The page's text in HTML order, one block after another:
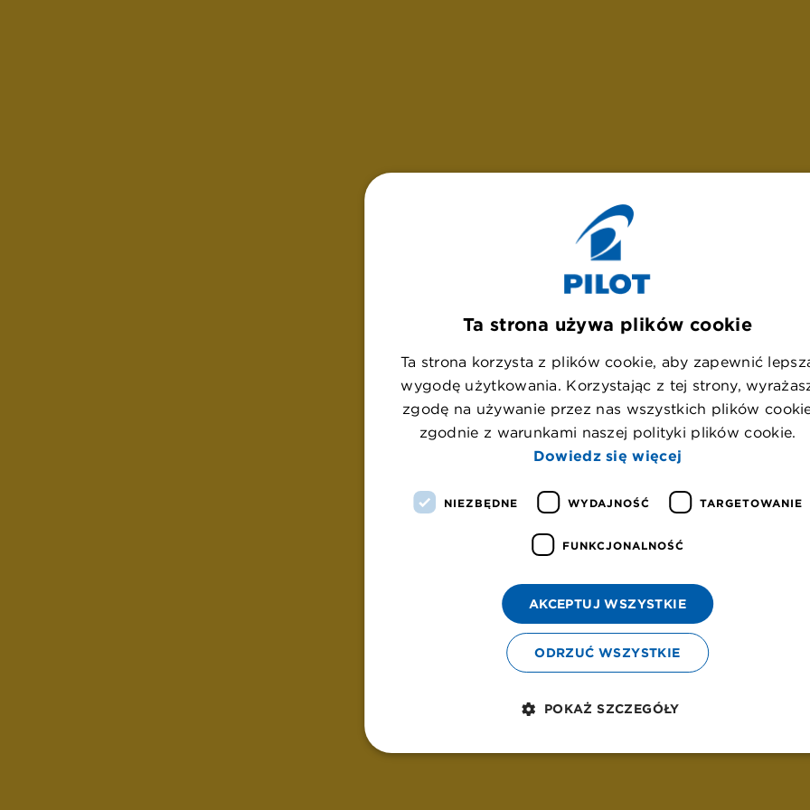
Ups!
poszło nie
Po r ót do strony główne
Ta strona używa plików cookie
Ta strona korzysta z plików cookie, aby zapewnić
wygodę użytkowania. Korzystając z tej strony,
zgodę na używanie przez nas wszystkich plików
zgodnie z warunkami naszej polityki plików cookie.
Dowiedz się więcej
NIEZBĘDNE WYDAJNOŚĆ TARGETOWANIE
FUNKCJONALNOŚĆ
AKCEPTUJ WSZYSTKIE
ODRZUĆ WSZYSTKIE
POKAŻ SZCZEGÓŁY